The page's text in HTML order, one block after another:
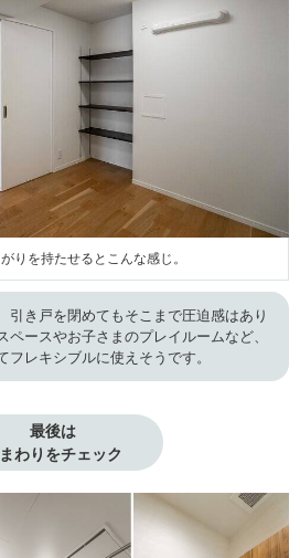
りを持たせるとこんな感じ。
引き戸を閉めてもそこまで圧迫感はあり
ペースやお子さまのプレイルームなど、
フレキシブルに使えそうです。
最後は
わりをチェック